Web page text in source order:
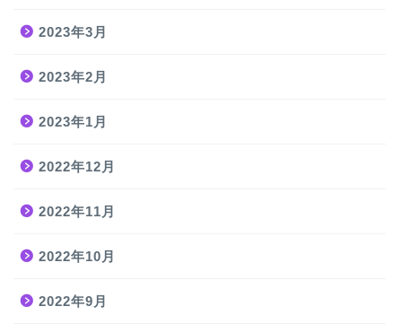
2023年3月
2023年2月
2023年1月
2022年12月
2022年11月
2022年10月
2022年9月